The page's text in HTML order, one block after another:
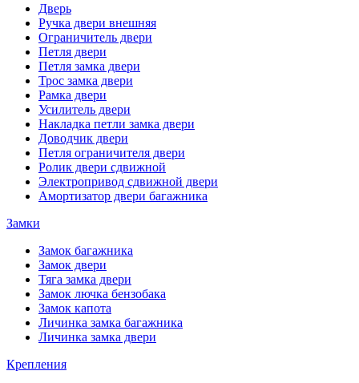
Дверь
Ручка двери внешняя
Ограничитель двери
Петля двери
Петля замка двери
Трос замка двери
Рамка двери
Усилитель двери
Накладка петли замка двери
Доводчик двери
Петля ограничителя двери
Ролик двери сдвижной
Электропривод сдвижной двери
Амортизатор двери багажника
Замки
Замок багажника
Замок двери
Тяга замка двери
Замок лючка бензобака
Замок капота
Личинка замка багажника
Личинка замка двери
Крепления